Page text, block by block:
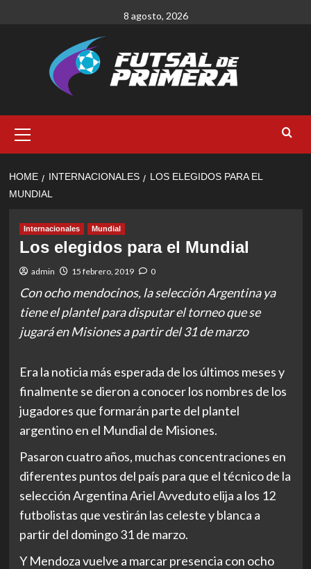
8 agosto, 2026
Menu
HOME INTERNACIONALES
LOS ELEGIDOS PARA EL
MUNDIAL
Internacionales Mundial
Los elegidos para el Mundial
admin 15 febrero, 2019 0
Con ocho mendocinos, la selección Argentina ya
tiene el plantel para disputar el torneo que se
jugará en Misiones a partir del 31 de marzo
Era la noticia más esperada de los últimos meses y
finalmente se dieron a conocer los nombres de los
jugadores que formarán parte del plantel
argentino en el Mundial de Misiones.
Pasaron cuatro años, muchas concentraciones en
diferentes puntos del país para que el técnico de la
selección Argentina Ariel Avveduto elija a los 12
futbolistas que vestirán las celeste y blanca a
partir del domingo 31 de marzo.
Y Mendoza vuelve a marcar presencia con ocho